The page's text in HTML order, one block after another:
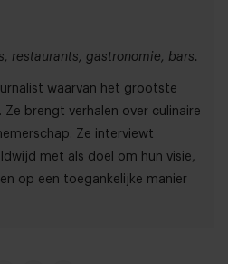
restaurants, gastronomie, bars.
waarvan het grootste
brengt verhalen over culinaire
Ze interviewt
met als doel om hun visie,
op een toegankelijke manier